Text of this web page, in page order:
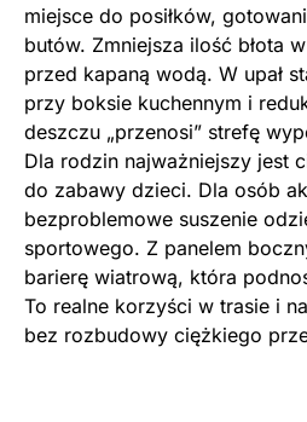
miejsce do posiłków,
butów. Zmniejsza ilość błota
przed kapaną wodą. W upał
przy boksie kuchennym i
deszczu „przenosi” strefę
Dla rodzin najważniejszy jest
do zabawy dzieci. Dla osób
bezproblemowe suszenie
sportowego. Z panelem
barierę wiatrową, która
To realne korzyści w trasie i
bez rozbudowy ciężkiego